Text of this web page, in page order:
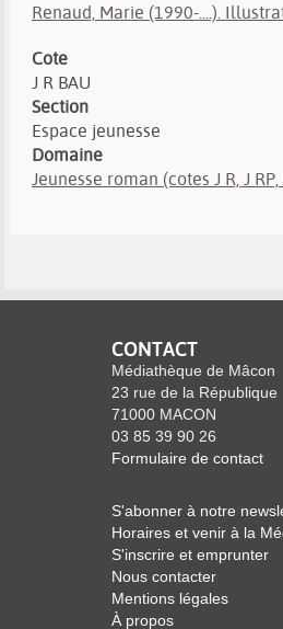
Renaud, Marie (1990-....).
Cote
J R BAU
Section
Espace jeunesse
Domaine
Jeunesse roman (cotes J R, J RP,
CONTACT
Médiathèque de Mâcon
23 rue de la République
71000 MACON
03 85 39 90 26
Formulaire de contact
S'abonner à notre
Horaires et venir à la
S'inscrire et emprunter
Nous contacter
Mentions légales
À propos